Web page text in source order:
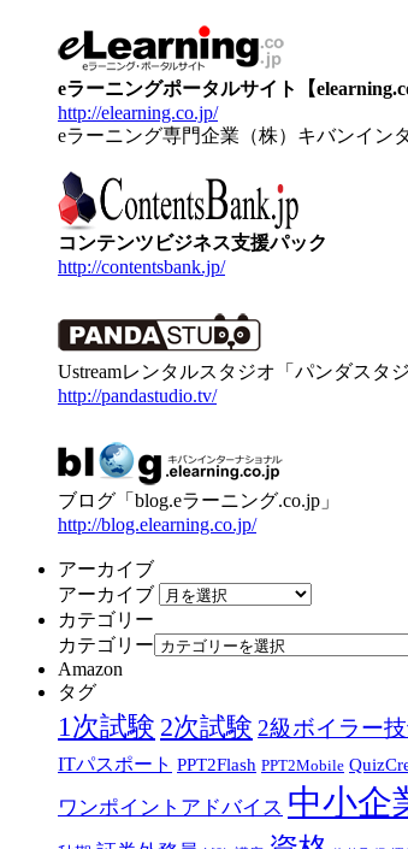
eラーニングポータルサイト【
http://elearning.co.jp/
eラーニング専門企業（株）キバンイン
コンテンツビジネス支援パック
http://contentsbank.jp/
Ustreamレンタルスタジオ「パンダスタジ
http://pandastudio.tv/
ブログ「blog.eラーニング.co.jp」
http://blog.elearning.co.jp/
アーカイブ
アーカイブ
カテゴリー
カテゴリー
Amazon
タグ
1次試験 2次試験 2級ボイラー
ITパスポート PPT2Flash PPT2Mobile
ワンポイントアドバイス 中小企